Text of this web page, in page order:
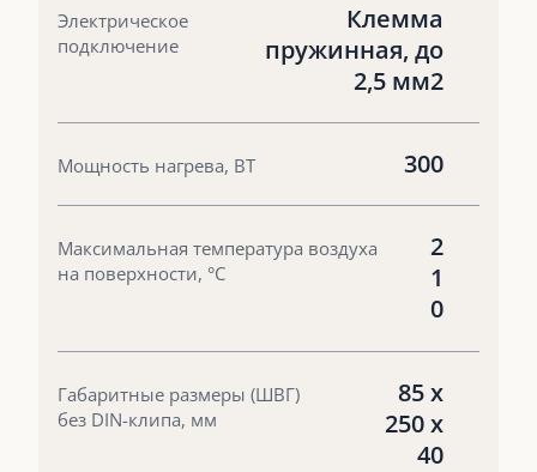
Электрическое
подключение
Клемма
пружинная, до
2,5 мм2
Мощность нагрева, ВТ 300
Максимальная температура воздуха
на поверхности, °С
2
1
0
Габаритные размеры (ШВГ)
без DIN-клипа, мм
85 х
250 х
40